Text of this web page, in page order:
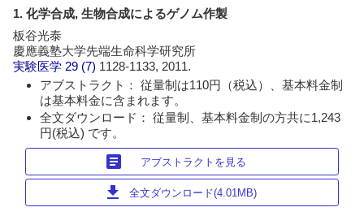
1. 化学合成, 生物合成によるゲノム作製
板谷光泰
慶應義塾大学先端生命科学研究所
実験医学 29 (7) 1128-1133, 2011.
アブストラクト： 従量制は110円（税込）、基本料金制
は基本料金に含まれます。
全文ダウンロード： 従量制、基本料金制の方共に1,243
円(税込) です。
article アブストラクトを見る
download 全文ダウンロード(4.01MB)